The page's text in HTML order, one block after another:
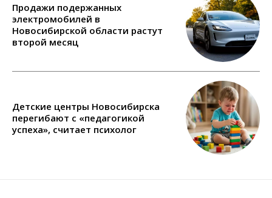
Продажи подержанных
электромобилей в
Новосибирской области растут
второй месяц
Детские центры Новосибирска
перегибают с «педагогикой
успеха», считает психолог